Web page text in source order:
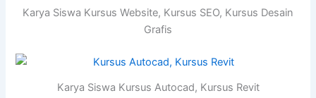
Karya Siswa Kursus Website, Kursus SEO, Kursus Desain
Grafis
Karya Siswa Kursus Autocad, Kursus Revit